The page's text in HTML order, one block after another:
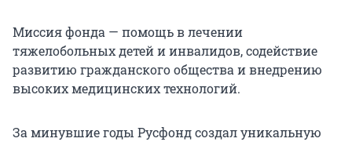
Миссия фонда — помощь в лечении
тяжелобольных детей и инвалидов, содействие
развитию гражданского общества и внедрению
высоких медицинских технологий.
За минувшие годы Русфонд создал уникальную